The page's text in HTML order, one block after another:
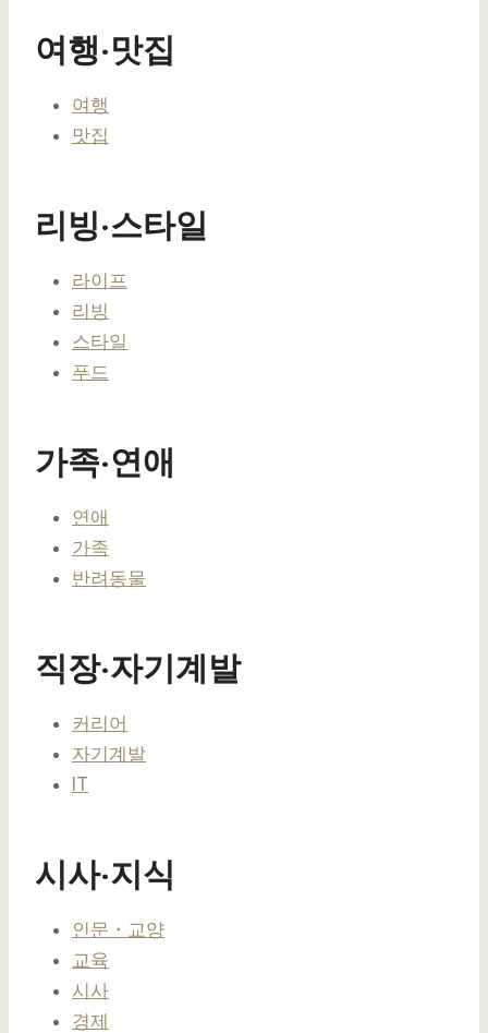
여행·맛집
여행
맛집
리빙·스타일
라이프
리빙
스타일
푸드
가족·연애
연애
가족
반려동물
직장·자기계발
커리어
자기계발
IT
시사·지식
인문・교양
교육
시사
경제